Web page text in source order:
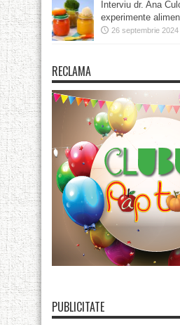
Interviu dr. Ana
experimente
26 septembrie 2024
RECLAMA
PUBLICITATE